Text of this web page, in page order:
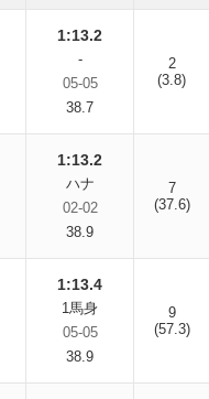
1:13.2
-
05-05
38.7
2
(3.8)
1:13.2
ハナ
02-02
38.9
7
(37.6)
1:13.4
1馬身
05-05
38.9
9
(57.3)